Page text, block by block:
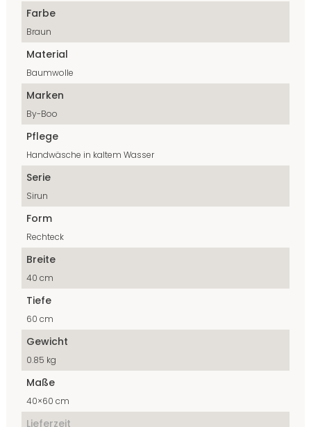
Farbe
Braun
Material
Baumwolle
Marken
By-Boo
Pflege
Handwäsche in kaltem Wasser
Serie
Sirun
Form
Rechteck
Breite
40 cm
Tiefe
60 cm
Gewicht
0.85 kg
Maße
40×60 cm
Lieferzeit